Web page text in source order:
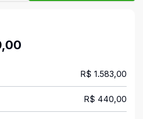
R$ 1.583,00
R$ 440,00